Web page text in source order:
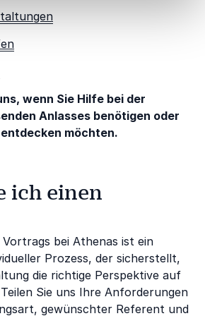
wenn Sie Hilfe bei der
Anlasses benötigen oder
möchten.
ich einen
Vortrags bei Athenas ist ein
Prozess, der sicherstellt,
die richtige Perspektive auf
Sie uns Ihre Anforderungen
gewünschter Referent und